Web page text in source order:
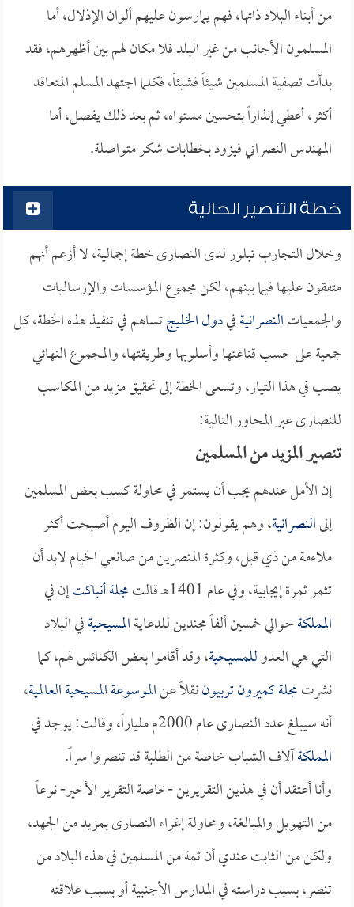
من أبناء البلاد ذاتها، فهم يمارسون عليهم ألوان الإذلال، أما
المسلمون الأجانب من غير البلد فلا مكان لهم بين أظهرهم، فقد
بدأت تصفية المسلمين شيئاً فشيئاً، فكلما اجتهد المسلم المتعاقد
أكثر، أعطي إنذاراً بتحسين مستواه، ثم بعد ذلك يفصل، أما
المهندس النصراني فيزود بخطابات شكر متواصلة.
خطة التنصير الحالية
وخلال التجارب تبلور لدى النصارى خطة إجمالية، لا أزعم أنهم
متفقون عليها فيما بينهم، لكن مجموع المؤسسات والإرساليات
والجمعياتالنصرانيةفيدول الخليجتساهم في تنفيذ هذه الخطة، كل
جمعية على حسب قناعتها وأسلوبها وطريقتها، والمجموع النهائي
يصب في هذا التيار، وتسعى الخطة إلى تحقيق مزيد من المكاسب
للنصارى عبر المحاور التالية:
تنصير المزيد من المسلمين
إن الأمل عندهم يجب أن يستمر في محاولة كسب بعض المسلمين
إلىالنصرانية، وهم يقولون: إن الظروف اليوم أصبحت أكثر
ملاءمة من ذي قبل، وكثرة المنصرين من صانعي الخيام لابد أن
تثمر ثمرة إيجابية، وفي عام 1401هـ قالت
مجلة أنباكتإن في
المملكةحوالي خمسين ألفاً مجندين للدعايةالمسيحيةفي البلاد
التي هي العدوللمسيحية، وقد أقاموا بعض الكنائس لهم، كما
نشرتمجلة كميرون تربيوننقلاً عنالموسوعة المسيحية العالمية،
أنه سيبلغ عدد النصارى عام 2000م ملياراً، وقالت: يوجد في
المملكةآلاف الشباب خاصة من الطلبة قد تنصروا سراً.
وأنا أعتقد أن في هذين التقريرين -خاصة التقرير الأخير- نوعاً
من التهويل والمبالغة، ومحاولة إغراء النصارى بمزيد من الجهد،
ولكن من الثابت عندي أن ثمة من المسلمين في هذه البلاد من
تنصر، بسبب دراسته في المدارس الأجنبية أو بسبب علاقته